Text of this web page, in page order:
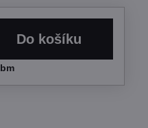
Do košíku
bm